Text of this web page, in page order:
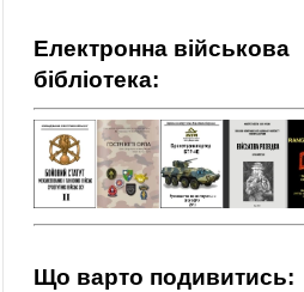
Електронна військова
бібліотека:
Що варто подивитись: